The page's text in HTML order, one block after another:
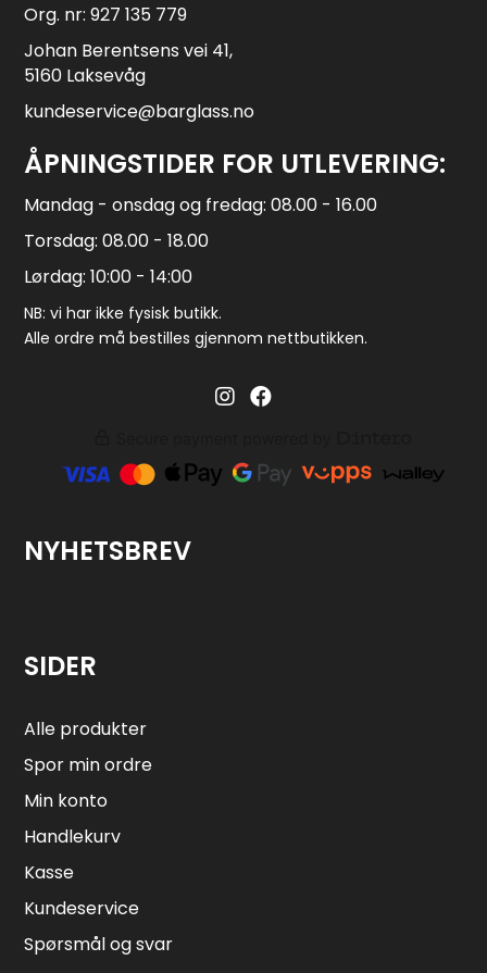
Org. nr: 927 135 779
Johan Berentsens vei 41,
5160 Laksevåg
kundeservice@barglass.no
ÅPNINGSTIDER FOR UTLEVERING:
Mandag - onsdag og fredag: 08.00 - 16.00
Torsdag: 08.00 - 18.00
Lørdag: 10:00 - 14:00
NB: vi har ikke fysisk butikk.
Alle ordre må bestilles gjennom nettbutikken.
Barglass.no instagram
Barglass facebook
NYHETSBREV
SIDER
Alle produkter
Spor min ordre
Min konto
Handlekurv
Kasse
Kundeservice
Spørsmål og svar